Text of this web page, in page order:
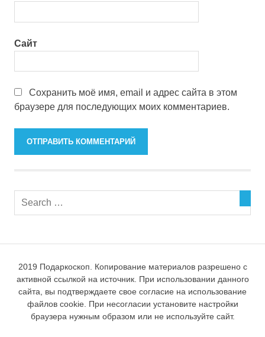
Сайт
Сохранить моё имя, email и адрес сайта в этом
браузере для последующих моих комментариев.
2019 Подаркоскоп. Копирование материалов разрешено с
активной ссылкой на источник. При использовании данного
сайта, вы подтверждаете свое согласие на использование
файлов cookie. При несогласии установите настройки
браузера нужным образом или не используйте сайт.